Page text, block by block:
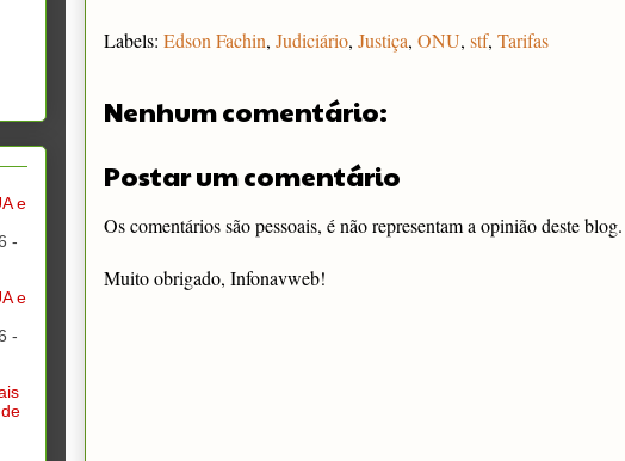
Labels: Edson Fachin, Judiciário, Justiça, ONU, stf, Tarifas
Nenhum comentário:
Postar um comentário
Os comentários são pessoais, é não representam a opinião deste blog.
Muito obrigado, Infonavweb!
e
-
e
-